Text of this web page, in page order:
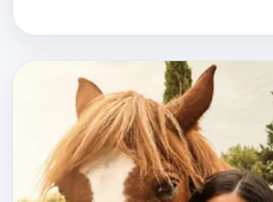
plataformas
piez…